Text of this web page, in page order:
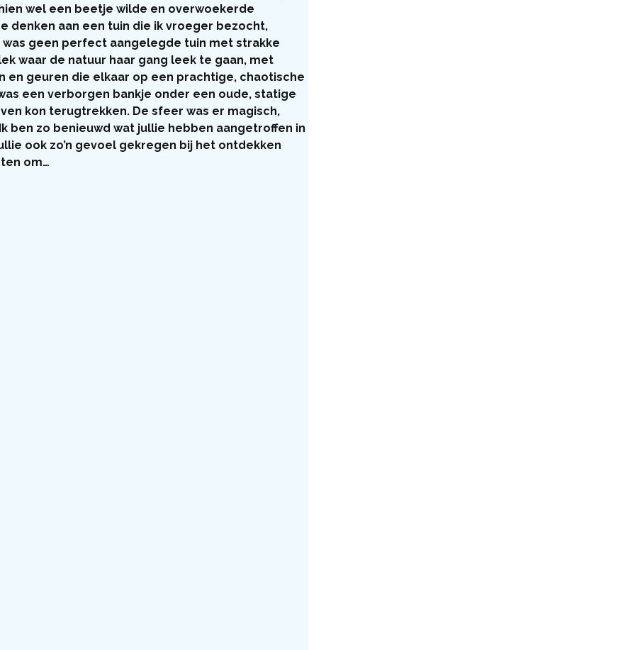
wel een beetje wilde en overwoekerde
denken aan een tuin die ik vroeger bezocht,
was geen perfect aangelegde tuin met strakke
waar de natuur haar gang leek te gaan, met
en geuren die elkaar op een prachtige, chaotische
een verborgen bankje onder een oude, statige
kon terugtrekken. De sfeer was er magisch,
ben zo benieuwd wat jullie hebben aangetroffen in
ook zo’n gevoel gekregen bij het ontdekken
om…